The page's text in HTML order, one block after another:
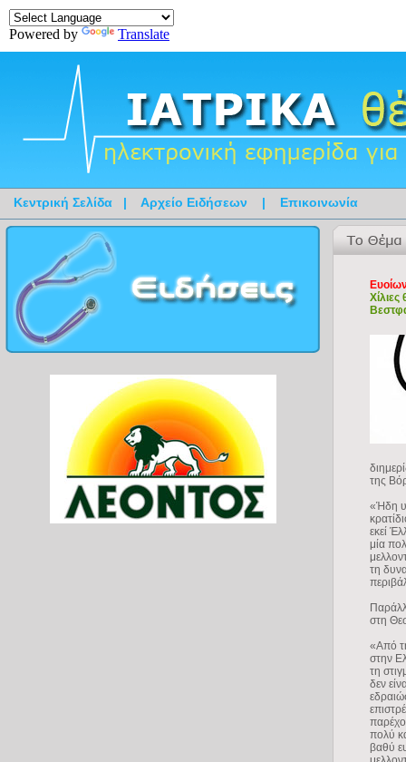
Powered by Translate
Κεντρική Σελίδα | Αρχείο Ειδήσεων | Επικοινωνία
της
«Ήδη
εκεί
μία
τη
στη
«Από
στην
τη
δεν
πολύ
βαθύ